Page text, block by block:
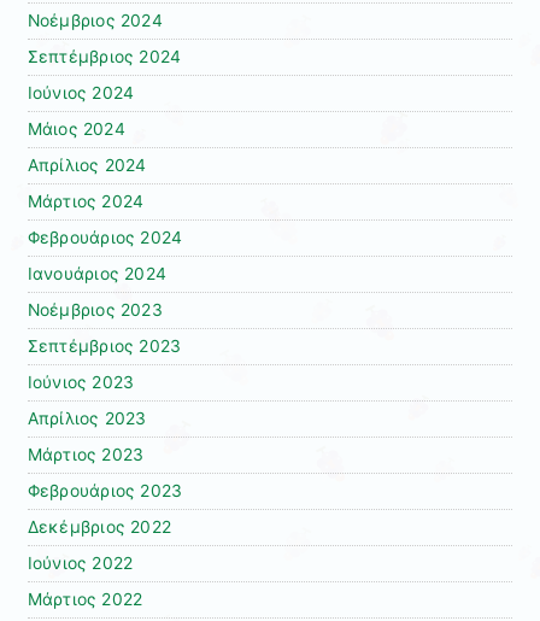
Νοέμβριος 2024
Σεπτέμβριος 2024
Ιούνιος 2024
Μάιος 2024
Απρίλιος 2024
Μάρτιος 2024
Φεβρουάριος 2024
Ιανουάριος 2024
Νοέμβριος 2023
Σεπτέμβριος 2023
Ιούνιος 2023
Απρίλιος 2023
Μάρτιος 2023
Φεβρουάριος 2023
Δεκέμβριος 2022
Ιούνιος 2022
Μάρτιος 2022